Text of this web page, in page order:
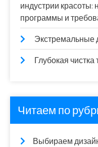
индустрии красоты:
программы и
Экстремальные
Глубокая чистка
Читаем по
Выбираем